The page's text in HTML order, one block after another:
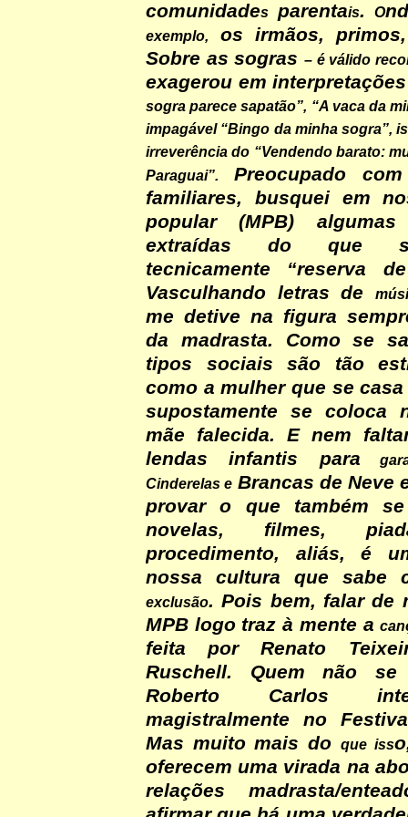
comunidades parentais.O
exemplo,
os irmãos,
Sobre as sogras – é válido
exagerou em
sogra parece sapatão”, “A vaca da
impagável “Bingo da minha sogra”,
irreverência do “Vendendo barato:
Paraguai”. Preocupado
familiares, busquei em
popular (MPB) algumas
extraídas do que
tecnicamente “reserva
Vasculhando letras de
me detive na figura
da madrasta. Como se
tipos sociais são tão
como a mulher que se
supostamente se coloca
mãe falecida. E nem
lendas infantis para
Cinderelas e Brancas de Neve
provar o que também
novelas, filmes,
procedimento, aliás, é
nossa cultura que sabe
exclusão. Pois bem, falar de
MPB logo traz à mente a
feita por Renato
Ruschell. Quem não
Roberto Carlos
magistralmente no
Mas muito mais do que iss
oferecem uma virada na
relações madrasta/